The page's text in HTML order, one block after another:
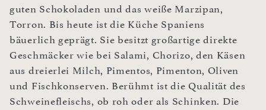
guten Schokoladen und das weiße Marzipan,
Torron. Bis heute ist die Küche Spaniens
bäuerlich geprägt. Sie besitzt großartige direkte
Geschmäcker wie bei Salami, Chorizo, den Käsen
aus dreierlei Milch, Pimentos, Pimenton, Oliven
und Fischkonserven. Berühmt ist die Qualität des
Schweinefleischs, ob roh oder als Schinken. Die